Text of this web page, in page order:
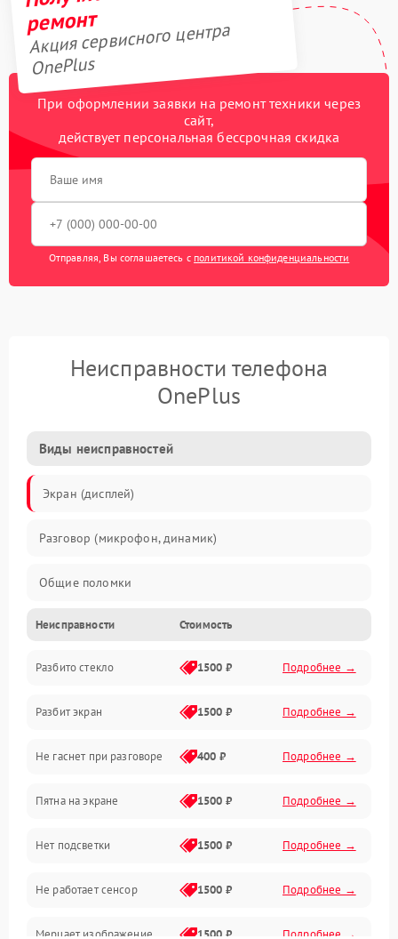
ремонт
Акция сервисного центра
OnePlus
При оформлении заявки на ремонт техники через
сайт,
действует персональная бессрочная скидка
Отправляя, Вы соглашаетесь с политикой конфиденциальности
Неисправности телефона
OnePlus
Виды неисправностей
Экран (дисплей)
Разговор (микрофон, динамик)
Общие поломки
Проблемы связи
Камеры
Проблемы с дисплеем и сенсором
Зарядка
Проблемы с питанием, зарядкой и аккумулятором
Проблемы с работой системы, корпусом и другие
Неисправности Стоимость
Разбито стекло 1500 ₽ Подробнее →
Разбит экран 1500 ₽ Подробнее →
Не гаснет при разговоре 400 ₽ Подробнее →
Пятна на экране 1500 ₽ Подробнее →
Нет подсветки 1500 ₽ Подробнее →
Не работает сенсор 1500 ₽ Подробнее →
Мерцает изображение 1500 ₽ Подробнее →